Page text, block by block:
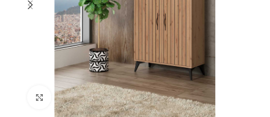
Click to enlarge